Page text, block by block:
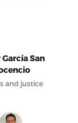
San
and justice